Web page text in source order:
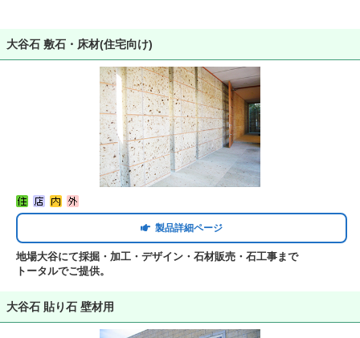
大谷石 敷石・床材(住宅向け)
製品詳細ページ
地場大谷にて採掘・加工・デザイン・石材販売・石工事まで
トータルでご提供。
大谷石 貼り石 壁材用